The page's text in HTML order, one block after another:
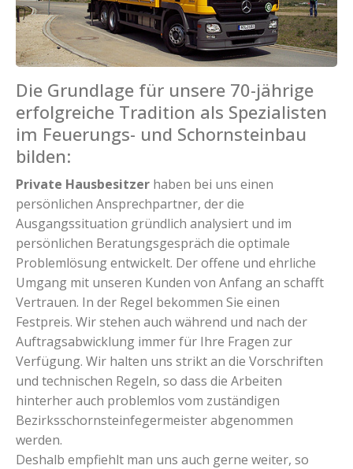
Die Grundlage für unsere 70-jährige
erfolgreiche Tradition als Spezialisten
im Feuerungs- und Schornsteinbau
bilden:
Private Hausbesitzer haben bei uns einen
persönlichen Ansprechpartner, der die
Ausgangssituation gründlich analysiert und im
persönlichen Beratungsgespräch die optimale
Problemlösung entwickelt. Der offene und ehrliche
Umgang mit unseren Kunden von Anfang an schafft
Vertrauen. In der Regel bekommen Sie einen
Festpreis. Wir stehen auch während und nach der
Auftragsabwicklung immer für Ihre Fragen zur
Verfügung. Wir halten uns strikt an die Vorschriften
und technischen Regeln, so dass die Arbeiten
hinterher auch problemlos vom zuständigen
Bezirksschornsteinfegermeister abgenommen
werden.
Deshalb empfiehlt man uns auch gerne weiter, so